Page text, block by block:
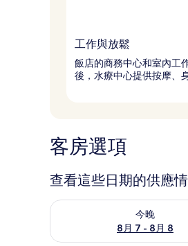
工作與放鬆
飯店的商務中心和室內工
後，水療中心提供按摩、
客房選項
查看這些日期的供應
今晚
8月 7 - 8月 8
查看今晚 (8月 7 - 8月 8) 的供